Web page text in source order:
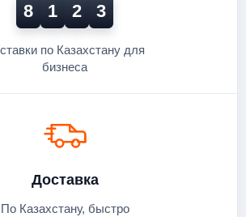
8 1 2 3
по Казахстану для
бизнеса
Доставка
По Казахстану, быстро